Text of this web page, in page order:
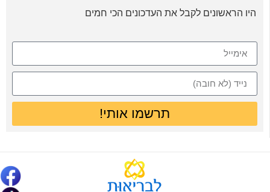
היו הראשונים לקבל את העדכונים הכי חמים
תרשמו אותי!